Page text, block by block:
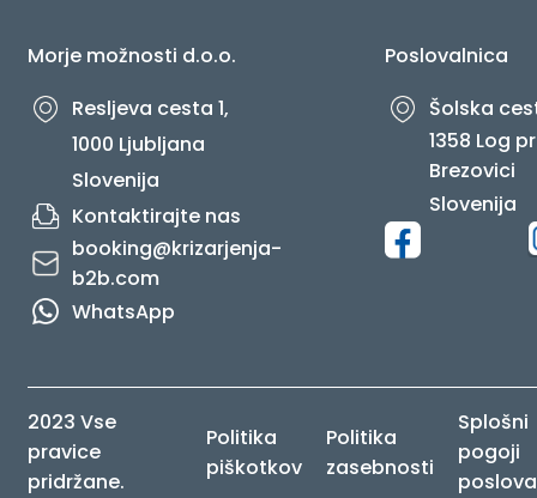
Morje možnosti d.o.o.
Resljeva cesta 1,
1000 Ljubljana
Slovenija
Kontaktirajte nas
booking@krizarjenja-
b2b.com
WhatsApp
Poslovalnica
Šolska
1358 Log
Brezovici
Slovenija
2023 Vse
pravice
pridržane.
Politika
piškotkov
Politika
zasebnosti
Splošni
pogoji